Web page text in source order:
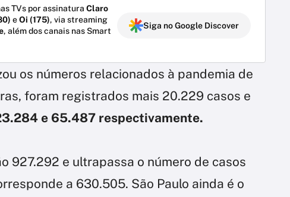
TVs por assinatura Claro
eOi (175), via streaming
, além dos canais nas Smart
Siga no Google Discover
os números relacionados à pandemia de
foram registrados mais 20.229 casos e
e 65.487 respectivamente.
927.292 e ultrapassa o número de casos
a 630.505. São Paulo ainda é o